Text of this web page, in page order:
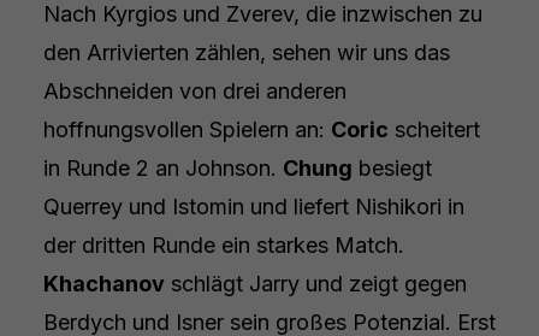
Nach Kyrgios und Zverev, die inzwischen zu
den Arrivierten zählen, sehen wir uns das
Abschneiden von drei anderen
hoffnungsvollen Spielern an: Coric scheitert
in Runde 2 an Johnson. Chung besiegt
Querrey und Istomin und liefert Nishikori in
der dritten Runde ein starkes Match.
Khachanovschlägt Jarry und zeigt gegen
Berdych und Isner sein großes Potenzial. Erst